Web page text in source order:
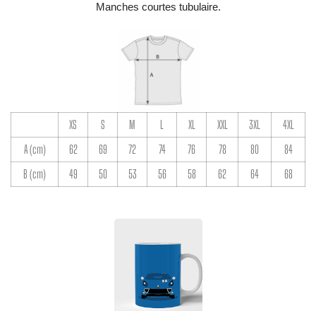
Manches courtes tubulaire.
XS S M L XL XXL 3XL
4XL
A (cm)
62 69 72 74 76 78 80
84
B (cm)
49 50 53 56 58 62 64 68